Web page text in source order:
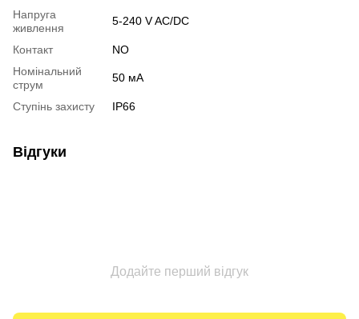
Напруга
живлення
5-240 V AC/DC
Контакт
NO
Номінальний
струм
50 мА
Ступінь захисту IP66
Відгуки
Додайте перший відгук